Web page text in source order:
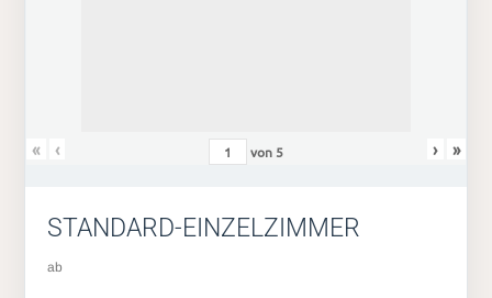
« ‹ von 5 › »
STANDARD-EINZELZIMMER
ab